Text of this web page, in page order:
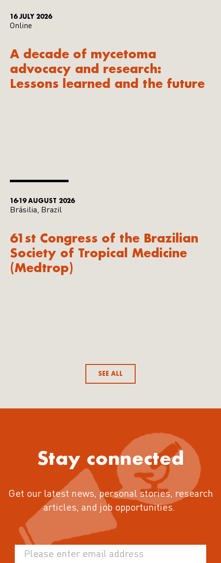
16 JULY 2026
Online
A decade of mycetoma
advocacy and research:
Lessons learned and the future
16-19 AUGUST 2026
Brásilia, Brazil
61st Congress of the Brazilian
Society of Tropical Medicine
(Medtrop)
SEE ALL
Stay connected
Get our latest news, personal stories, research
articles, and job opportunities.